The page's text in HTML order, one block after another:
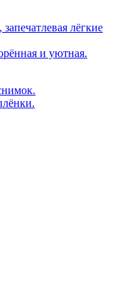
лёгкие
и уютная.